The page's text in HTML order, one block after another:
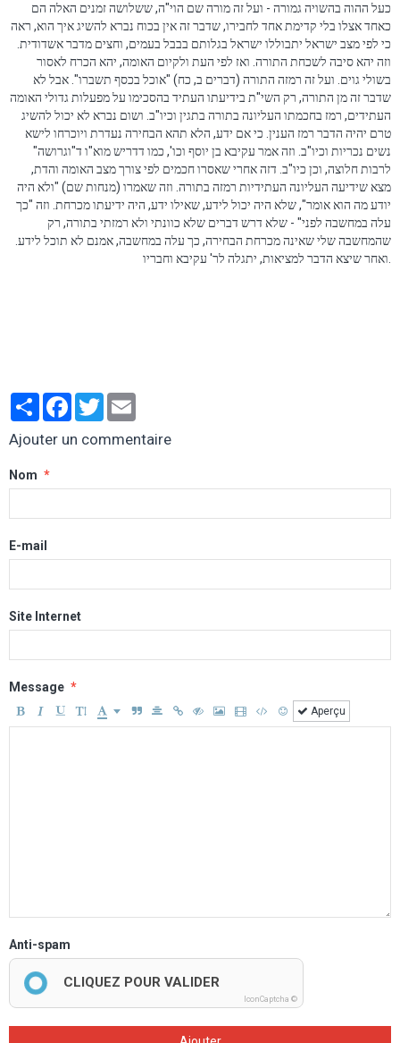
כעל ההוה בהשויה גמורה - ועל זה מורה שם הוי"ה, ששלושה זמנים האלה הם
כאחד אצלו בלי קדימת אחד לחבירו, שדבר זה אין בכוח נברא להשיג איך הוא, ראה
כי לפי מצב ישראל יתבוללו ישראל בגלותם בבבל בעמים, וחצים מדבר אשדודית.
וזה יהא סיבה לשכחת התורה. ואז לפי העת ולקיום האומה, יהא הכרח לאסור
בשולי גוים. ועל זה רמזה התורה (דברים ב, כח) "אוכל בכסף תשברו". אבל לא
שדבר זה מן התורה, רק השי"ת בידיעתו העתיד בהסכימו על מפעלות גדולי האומה
העתידים, רמז בחכמתו העליונה בתורה בתגין וכיו"ב. ושום נברא לא יכול להשיג
טרם יהיה הדבר רמז הענין. כי אם ידע, הלא תהא הבחירה נעדרת ויוכרחו לישא
נשים נכריות וכיו"ב. וזה אמר עקיבא בן יוסף וכו', כמו דדריש מוא"ו ד"וגרושה"
לרבות חלוצה, וכן כיו"ב. דזה אחרי שאסרו חכמים לפי צורך מצב האומה והדת,
מצא שידיעה העליונה העתידיות רמזה בתורה. וזה שאמרו (מנחות שם) "ולא היה
יודע מה הוא אומר", שלא היה יכול לידע, שאילו ידע, היה ידיעתו מכרחת. וזה "כך
עלה במחשבה לפני" - שלא דרש דברים שלא כוונתי ולא רמזתי בתורה, רק
שהמחשבה שלי שאינה מכרחת הבחירה, כך עלה במחשבה, אמנם לא תוכל לידע.
PartagerFacebook
Twitter
Ajouter un commentaire
Nom
E-mail
Site Internet
Message
Aperçu
Anti-spam
CLIQUEZ POUR VALIDER
IconCaptcha ©